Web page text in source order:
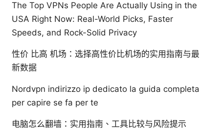
The Top VPNs People Are Actually Using in the
USA Right Now: Real-World Picks, Faster
Speeds, and Rock-Solid Privacy
性价 比高 机场：选择高性价比机场的实用指南与最
新数据
Nordvpn indirizzo ip dedicato la guida completa
per capire se fa per te
电脑怎么翻墙：实用指南、工具比较与风险提示